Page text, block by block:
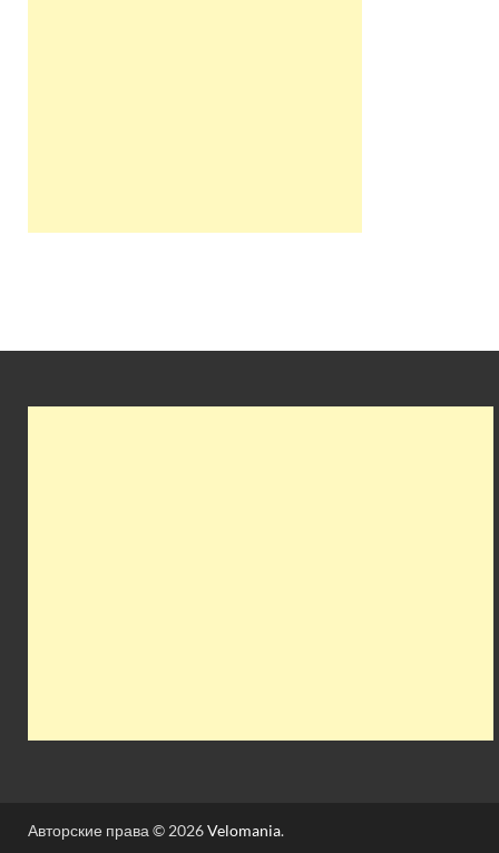
Авторские права © 2026Velomania.